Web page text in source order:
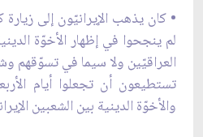
• كان يذهب الإيرانيّون إلى
لم ينجحوا في إظهار الأخوّة
العراقيّين ولا سيما في تسوّقهم
تستطيعون أن تجعلوا أيام
والأخوّة الدينية بين الشعبين